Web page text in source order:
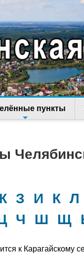
пункты
З И К Л
Ч Ш Щ
к Карагайскому